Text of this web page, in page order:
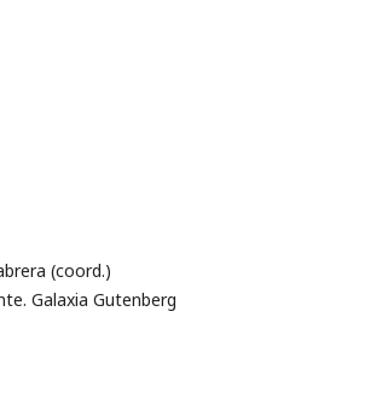
(coord.)
Galaxia Gutenberg